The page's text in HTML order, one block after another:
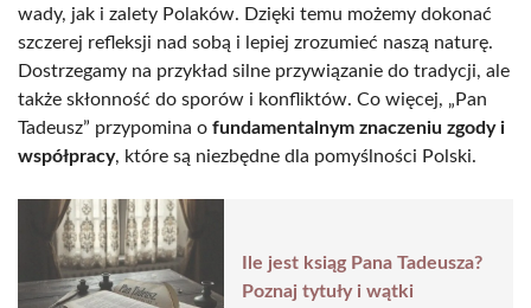
wady, jak i zalety Polaków. Dzięki temu możemy dokonać
szczerej refleksji nad sobą i lepiej zrozumieć naszą naturę.
Dostrzegamy na przykład silne przywiązanie do tradycji, ale
także skłonność do sporów i konfliktów. Co więcej, „Pan
Tadeusz” przypomina o fundamentalnym znaczeniu zgody i
współpracy, które są niezbędne dla pomyślności Polski.
Ile jest ksiąg Pana Tadeusza?
Poznaj tytuły i wątki